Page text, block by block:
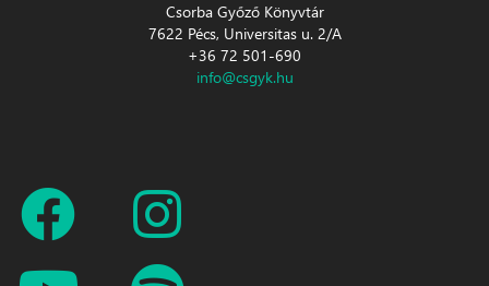
Csorba Győző Könyvtár
7622 Pécs, Universitas u. 2/A
+36 72 501-690
info@csgyk.hu